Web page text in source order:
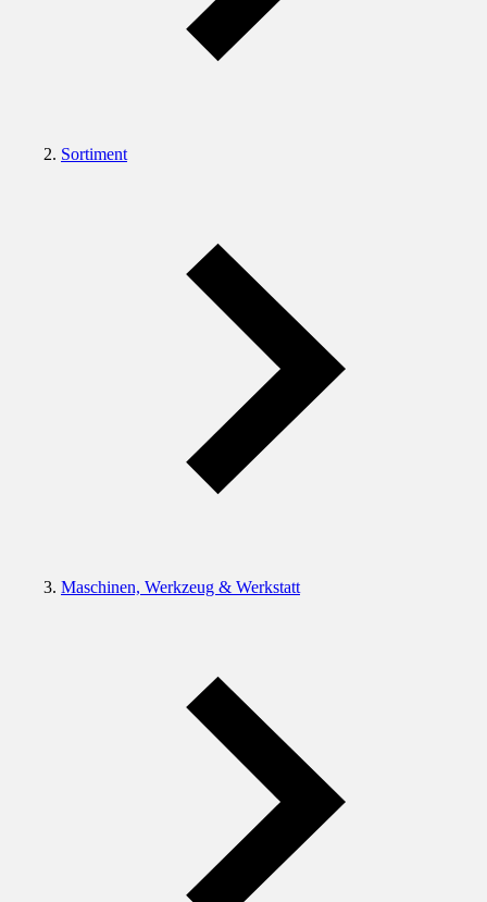
Sortiment
Maschinen, Werkzeug & Werkstatt